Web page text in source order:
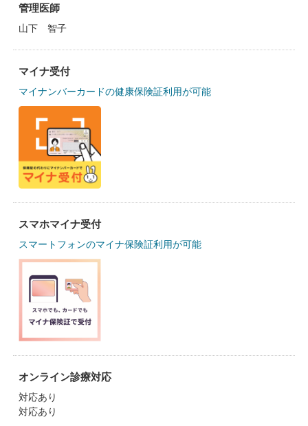
管理医師
山下 智子
マイナ受付
マイナンバーカードの健康保険証利用が可能
スマホマイナ受付
スマートフォンのマイナ保険証利用が可能
オンライン診療対応
対応あり
対応あり